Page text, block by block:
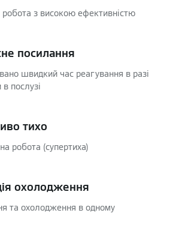
робота з високою ефективністю
посилання
швидкий час реагування в разі
послузі
тихо
робота (супертиха)
охолодження
та охолодження в одному